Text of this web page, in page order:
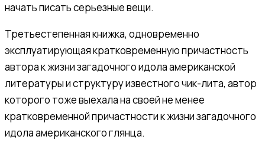
начать писать серьезные вещи.
Третьестепенная книжка, одновременно
эксплуатирующая кратковременную причастность
автора к жизни загадочного идола американской
литературы и структуру известного чик-лита, автор
которого тоже выехала на своей не менее
кратковременной причастности к жизни загадочного
идола американского глянца.